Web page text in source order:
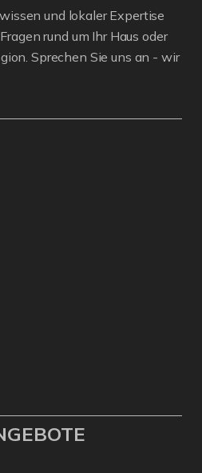
und lokaler Expertise
rund um Ihr Haus oder
Sprechen Sie uns an - wir